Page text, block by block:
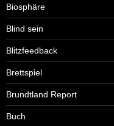
Biosphäre
Blind sein
Blitzfeedback
Brettspiel
Brundtland Report
Buch